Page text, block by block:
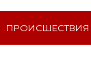
ПРОИСШЕСТВИЯ